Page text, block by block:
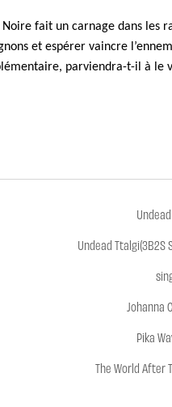
fait un carnage dans les
et espérer vaincre
parviendra-t-il à le
Undead Ttalgi(3B2S
Johanna
Pika
The World After